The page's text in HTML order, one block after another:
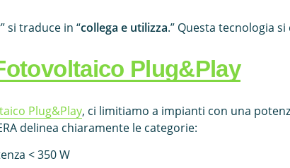
” si traduce in “collega e utilizza.” Questa tecnologia
Plug&Play
Plug&Play, ci limitiamo a impianti con una
delinea chiaramente le categorie:
< 350 W